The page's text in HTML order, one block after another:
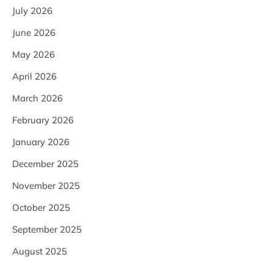
July 2026
June 2026
May 2026
April 2026
March 2026
February 2026
January 2026
December 2025
November 2025
October 2025
September 2025
August 2025